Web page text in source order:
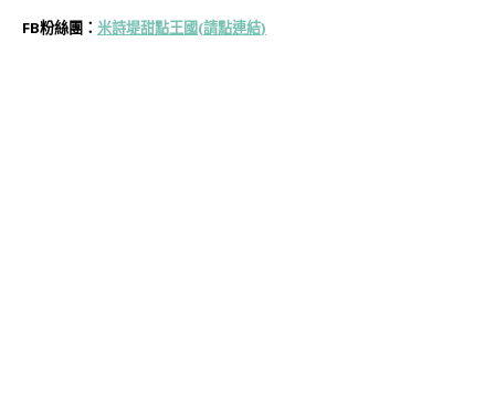
FB粉絲團： 米詩堤甜點王國(請點連結)